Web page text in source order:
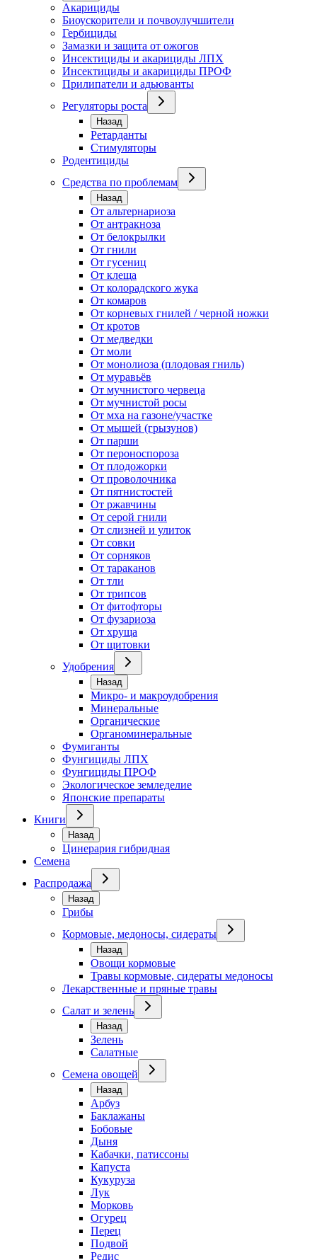
Акарициды
Биоускорители и почвоулучшители
Гербициды
Замазки и защита от ожогов
Инсектициды и акарициды ЛПХ
Инсектициды и акарициды ПРОФ
Прилипатели и адьюванты
Регуляторы роста
Назад
Ретарданты
Стимуляторы
Родентициды
Средства по проблемам
Назад
От альтернариоза
От антракноза
От белокрылки
От гнили
От гусениц
От клеща
От колорадского жука
От комаров
От корневых гнилей / черной ножки
От кротов
От медведки
От моли
От монолиоза (плодовая гниль)
От муравьёв
От мучнистого червеца
От мучнистой росы
От мха на газоне/участке
От мышей (грызунов)
От парши
От пероноспороза
От плодожорки
От проволочника
От пятнистостей
От ржавчины
От серой гнили
От слизней и улиток
От совки
От сорняков
От тараканов
От тли
От трипсов
От фитофторы
От фузариоза
От хруща
От щитовки
Удобрения
Назад
Микро- и макроудобрения
Минеральные
Органические
Органоминеральные
Фумиганты
Фунгициды ЛПХ
Фунгициды ПРОФ
Экологическое земледелие
Японские препараты
Книги
Назад
Цинерария гибридная
Семена
Распродажа
Назад
Грибы
Кормовые, медоносы, сидераты
Назад
Овощи кормовые
Травы кормовые, сидераты медоносы
Лекарственные и пряные травы
Салат и зелень
Назад
Зелень
Салатные
Семена овощей
Назад
Арбуз
Баклажаны
Бобовые
Дыня
Кабачки, патиссоны
Капуста
Кукуруза
Лук
Морковь
Огурец
Перец
Подвой
Редис